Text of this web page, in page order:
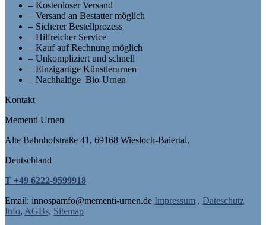
– Kostenloser Versand
– Versand an Bestatter möglich
– Sicherer Bestellprozess
– Hilfreicher Service
– Kauf auf Rechnung möglich
– Unkompliziert und schnell
– Einzigartige Künstlerurnen
– Nachhaltige Bio-Urnen
Kontakt
Mementi Urnen
Alte Bahnhofstraße 41, 69168 Wiesloch-Baiertal,
Deutschland
T +49 6222-9599918
Email: innospamfo@mementi-urnen.de Impressum , Dateschutz
Info, AGBs, Sitemap